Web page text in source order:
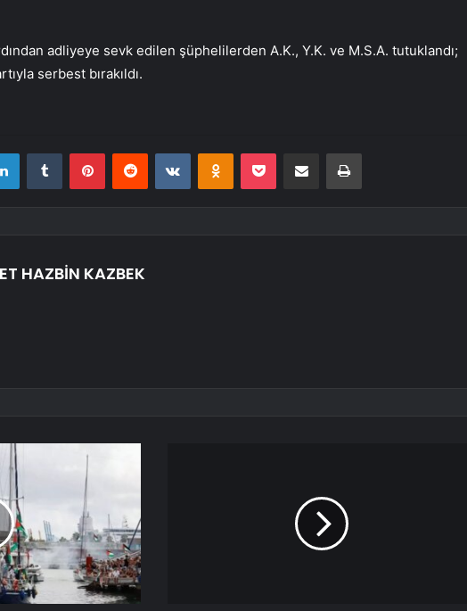
adliyeye sevk edilen şüphelilerden A.K., Y.K. ve M.S.A. tutuklandı;
serbest bırakıldı.
LinkedInTumblr PinterestReddit VKontakteOdnoklassniki
Pocket E-Posta ile paylaş Yazdır
HAZBİN KAZBEK